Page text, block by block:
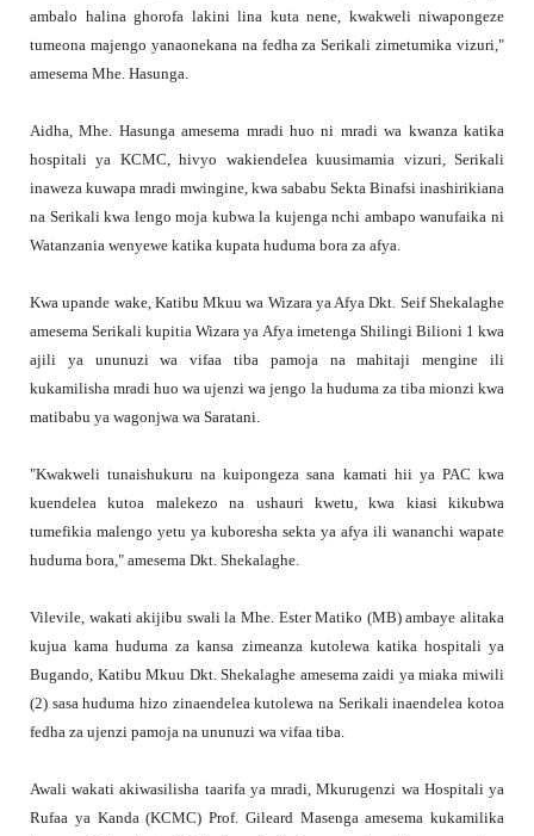
ambalo halina ghorofa lakini lina kuta nene, kwakweli niwapongeze
tumeona majengo yanaonekana na fedha za Serikali zimetumika vizuri,"
amesema Mhe. Hasunga.
Aidha, Mhe. Hasunga amesema mradi huo ni mradi wa kwanza katika
hospitali ya KCMC, hivyo wakiendelea kuusimamia vizuri, Serikali
inaweza kuwapa mradi mwingine, kwa sababu Sekta Binafsi inashirikiana
na Serikali kwa lengo moja kubwa la kujenga nchi ambapo wanufaika ni
Watanzania wenyewe katika kupata huduma bora za afya.
Kwa upande wake, Katibu Mkuu wa Wizara ya Afya Dkt. Seif Shekalaghe
amesema Serikali kupitia Wizara ya Afya imetenga Shilingi Bilioni 1 kwa
ajili ya ununuzi wa vifaa tiba pamoja na mahitaji mengine ili
kukamilisha mradi huo wa ujenzi wa jengo la huduma za tiba mionzi kwa
matibabu ya wagonjwa wa Saratani.
"Kwakweli tunaishukuru na kuipongeza sana kamati hii ya PAC kwa
kuendelea kutoa malekezo na ushauri kwetu, kwa kiasi kikubwa
tumefikia malengo yetu ya kuboresha sekta ya afya ili wananchi wapate
huduma bora," amesema Dkt. Shekalaghe.
Vilevile, wakati akijibu swali la Mhe. Ester Matiko (MB) ambaye alitaka
kujua kama huduma za kansa zimeanza kutolewa katika hospitali ya
Bugando, Katibu Mkuu Dkt. Shekalaghe amesema zaidi ya miaka miwili
(2) sasa huduma hizo zinaendelea kutolewa na Serikali inaendelea kotoa
fedha za ujenzi pamoja na ununuzi wa vifaa tiba.
Awali wakati akiwasilisha taarifa ya mradi, Mkurugenzi wa Hospitali ya
Rufaa ya Kanda (KCMC) Prof. Gileard Masenga amesema kukamilika